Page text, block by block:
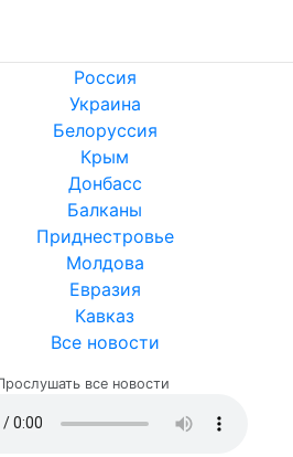
Россия
Украина
Белоруссия
Крым
Донбасс
Балканы
Приднестровье
Молдова
Евразия
Кавказ
Все новости
все новости